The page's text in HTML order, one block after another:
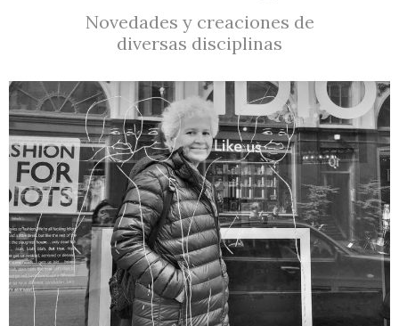
Novedades y creaciones de
diversas disciplinas